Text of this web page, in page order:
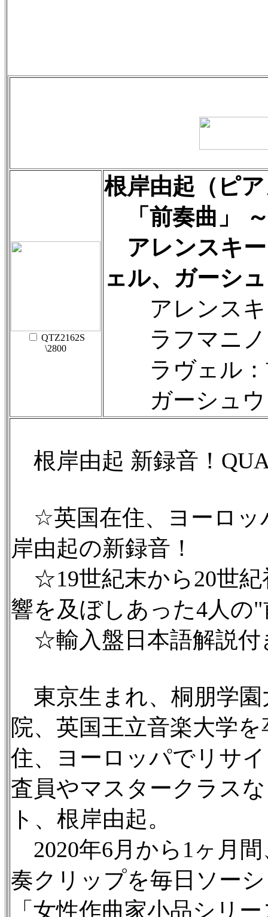
QTZ2162S
\2800
根岸由起（ピ
「前奏曲」
アレンスキー
ェル、ガーシ
アレンスキ
ラフマニノ
ラヴェル：
ガーシュウ
根岸由起 新録音！
☆英国在住、ヨーロッ
岸由起の新録音！
☆19世紀末から20世紀
響を及ぼしあった4人の
☆輸入盤日本語解説付
東京生まれ、桐朋学
院、英国王立音楽大学
住、ヨーロッパでリサ
査員やマスタークラス
ト、根岸由起。
2020年6月から1ヶ月
奏クリップを毎日ソー
「女性作曲家小品シリ